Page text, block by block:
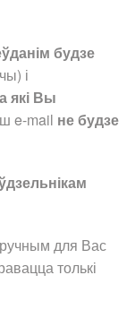
будзе
і
які Вы
e-mail не будзе
для Вас
толькі